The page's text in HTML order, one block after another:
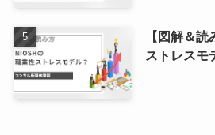
【図解＆
ストレスモ